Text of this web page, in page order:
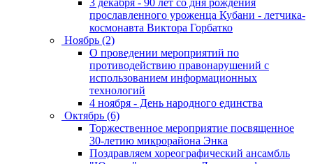
прославленного уроженца Кубани - летчика-
космонавта Виктора Горбатко
Ноябрь (2)
О проведении мероприятий по
противодействию правонарушений с
использованием информационных
технологий
4 ноября - День народного единства
Октябрь (6)
Торжественное мероприятие посвященное
30-летию микрорайона Энка
Поздравляем хореографический ансамбль